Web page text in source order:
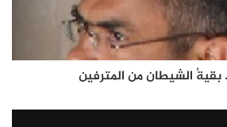
الشيطان من المترفين